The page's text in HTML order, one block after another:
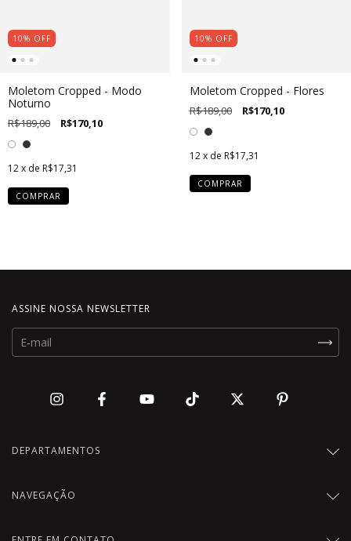
10% OFF
Moletom Cropped - Modo
Noturno
R$189,00 R$170,10
12x de R$17,31
COMPRAR
10% OFF
Moletom Cropped - Flores
R$189,00 R$170,10
12 x de R$17,31
COMPRAR
ASSINE NOSSA NEWSLETTER
DEPARTAMENTOS
NAVEGAÇÃO